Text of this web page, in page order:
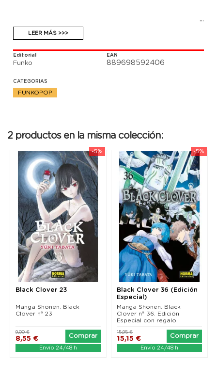
LEER MÁS >>>
Editorial
Funko
EAN
889698592406
CATEGORIAS
FUNKOPOP
2 productos en la misma colección:
-5%
Black Clover 23
Manga Shonen. Black
Clover nº 23
8,55 €
9,00 €
Comprar
Envío 24/48 h
-5%
Black Clover 36 (Edición
Especial)
Manga Shonen. Black
Clover nº 36. Edición
Especial con regalo.
15,15 €
15,95 €
Comprar
Envío 24/48 h